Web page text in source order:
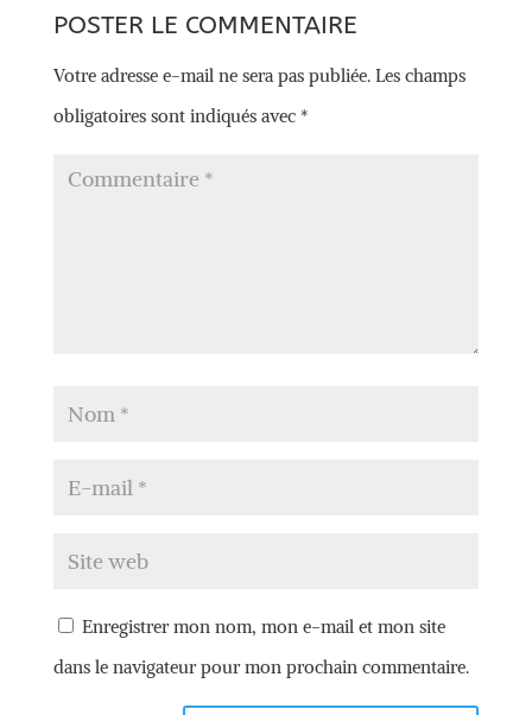
POSTER LE COMMENTAIRE
Votre adresse e-mail ne sera pas publiée. Les champs
obligatoires sont indiqués avec *
Enregistrer mon nom, mon e-mail et mon site
dans le navigateur pour mon prochain commentaire.